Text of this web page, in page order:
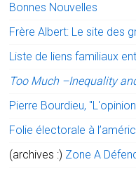
Bonnes Nouvelles
Frère Albert: Le site des
Liste de liens familiaux
Too Much –Inequality
Pierre Bourdieu,
Folie électorale à
(archives :) Zone A